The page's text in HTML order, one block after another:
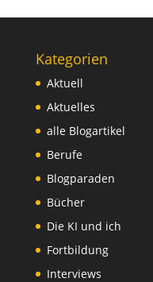
Kategorien
Aktuell
Aktuelles
alle Blogartikel
Berufe
Blogparaden
Bücher
Die KI und ich
Fortbildung
Interviews